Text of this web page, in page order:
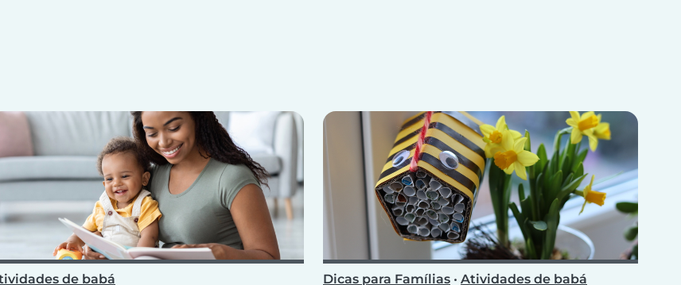
de babá Dicas para Famílias • Atividades de babá